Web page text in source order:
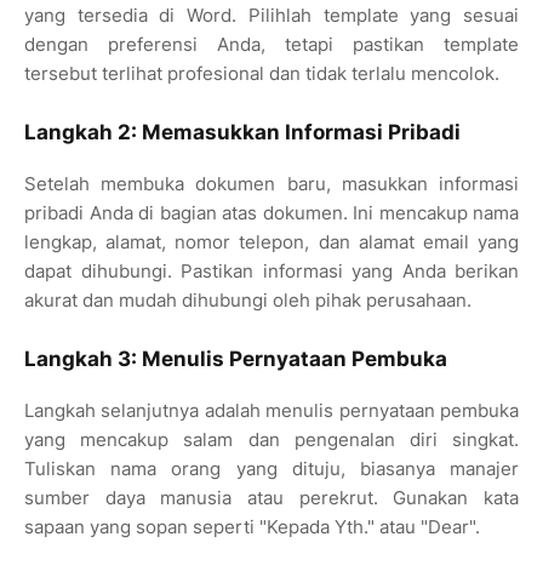
yang tersedia di Word. Pilihlah template yang sesuai
dengan preferensi Anda, tetapi pastikan template
tersebut terlihat profesional dan tidak terlalu mencolok.
Langkah 2: Memasukkan Informasi Pribadi
Setelah membuka dokumen baru, masukkan informasi
pribadi Anda di bagian atas dokumen. Ini mencakup nama
lengkap, alamat, nomor telepon, dan alamat email yang
dapat dihubungi. Pastikan informasi yang Anda berikan
akurat dan mudah dihubungi oleh pihak perusahaan.
Langkah 3: Menulis Pernyataan Pembuka
Langkah selanjutnya adalah menulis pernyataan pembuka
yang mencakup salam dan pengenalan diri singkat.
Tuliskan nama orang yang dituju, biasanya manajer
sumber daya manusia atau perekrut. Gunakan kata
sapaan yang sopan seperti "Kepada Yth." atau "Dear".